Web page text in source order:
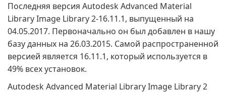
Последняя версия Autodesk Advanced Material
Library Image Library 2-16.11.1, выпущенный на
04.05.2017. Первоначально он был добавлен в нашу
базу данных на 26.03.2015. Самой распространенной
версией является 16.11.1, который используется в
49% всех установок.
Autodesk Advanced Material Library Image Library 2